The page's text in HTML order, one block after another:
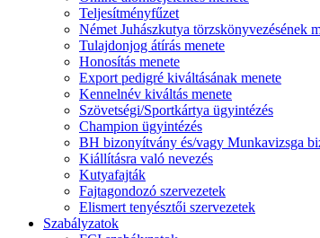
Teljesítményfűzet
Német Juhászkutya törzskönyvezésének
Tulajdonjog átírás menete
Honosítás menete
Export pedigré kiváltásának menete
Kennelnév kiváltás menete
Szövetségi/Sportkártya ügyintézés
Champion ügyintézés
BH bizonyítvány és/vagy Munkavizsga
Kiállításra való nevezés
Kutyafajták
Fajtagondozó szervezetek
Elismert tenyésztői szervezetek
Szabályzatok